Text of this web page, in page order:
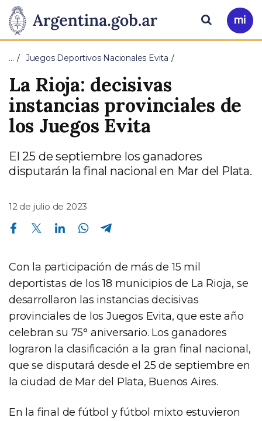
Presidencia
de
la
Nación
Pasar al contenido principal
Ir
a
Buscar
… Juegos Deportivos Nacionales Evita
La Rioja: decisivas
instancias provinciales de
los Juegos Evita
El 25 de septiembre los ganadores
disputarán la final nacional en Mar del Plata.
12 de julio de 2023
Compartir en Facebook Compartir en Twitter Compartir en Linkedin Compartir en Whatsapp
Con la participación de más de 15 mil
deportistas de los 18 municipios de La Rioja, se
desarrollaron las instancias decisivas
provinciales de los Juegos Evita, que este año
celebran su 75° aniversario. Los ganadores
lograron la clasificación a la gran final nacional,
que se disputará desde el 25 de septiembre en
la ciudad de Mar del Plata, Buenos Aires.
En la final de fútbol y fútbol mixto estuvieron